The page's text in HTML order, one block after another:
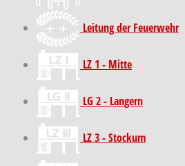
Leitung der Feuerwehr
LZ 1 - Mitte
LG 2 - Langern
LZ 3 - Stockum